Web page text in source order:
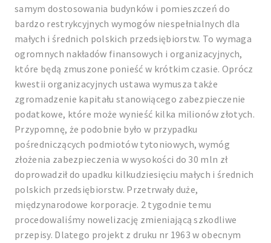
samym dostosowania budynków i pomieszczeń do
bardzo restrykcyjnych wymogów niespełnialnych dla
małych i średnich polskich przedsiębiorstw. To wymaga
ogromnych nakładów finansowych i organizacyjnych,
które będą zmuszone ponieść w krótkim czasie. Oprócz
kwestii organizacyjnych ustawa wymusza także
zgromadzenie kapitału stanowiącego zabezpieczenie
podatkowe, które może wynieść kilka milionów złotych.
Przypomnę, że podobnie było w przypadku
pośredniczących podmiotów tytoniowych, wymóg
złożenia zabezpieczenia w wysokości do 30 mln zł
doprowadził do upadku kilkudziesięciu małych i średnich
polskich przedsiębiorstw. Przetrwały duże,
międzynarodowe korporacje. 2 tygodnie temu
procedowaliśmy nowelizację zmieniającą szkodliwe
przepisy. Dlatego projekt z druku nr 1963 w obecnym